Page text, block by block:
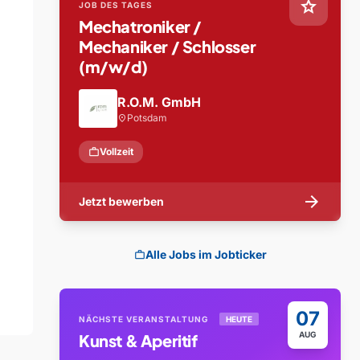
star
JOB DES TAGES
Mechatroniker /
Mechaniker / Schlosser
(m/w/d)
R.O.M. GmbH
location_on Potsdam
workVollzeit
Jetzt bewerben arrow_forward
workAlle Jobs im Jobticker
07
AUG
NÄCHSTE VERANSTALTUNG HEUTE
Kunst & Aperitif